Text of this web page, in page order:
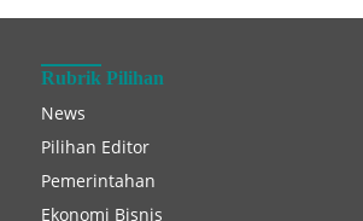
Rubrik Pilihan
News
Pilihan Editor
Pemerintahan
Ekonomi Bisnis